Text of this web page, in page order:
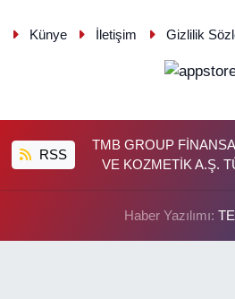
Künye İletişim Gizlilik
RSS
TMB GROUP
VE KOZMETİK A.Ş.
Haber Yazılımı: